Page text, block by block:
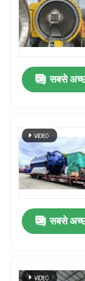
कार्बन कम्पोजिट
रासायनिक दबाव
भाप बॉयलर तेल
रासायनिक स्तंभ
रासायनिक
सबसे
सबसे